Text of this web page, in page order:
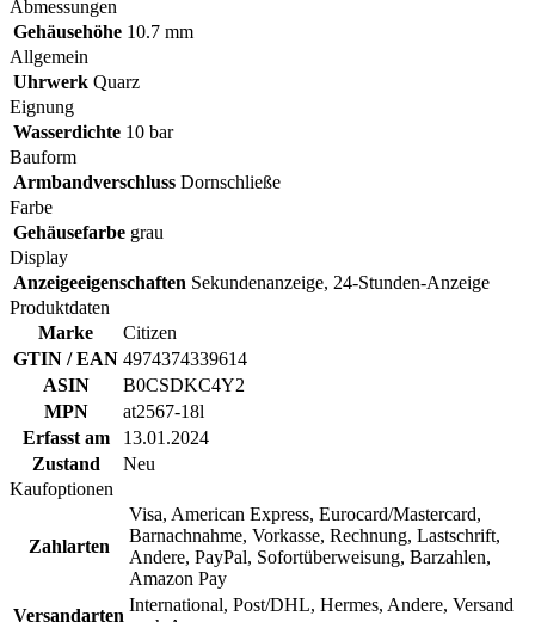
Abmessungen
Gehäusehöhe 10.7 mm
Allgemein
Uhrwerk Quarz
Eignung
Wasserdichte 10 bar
Bauform
Armbandverschluss Dornschließe
Farbe
Gehäusefarbe grau
Display
Anzeigeeigenschaften Sekundenanzeige, 24-Stunden-Anzeige
Produktdaten
Marke
Citizen
GTIN / EAN 4974374339614
ASIN
B0CSDKC4Y2
MPN
at2567-18l
Erfasst am
13.01.2024
Zustand
Neu
Kaufoptionen
Zahlarten
Visa, American Express, Eurocard/Mastercard,
Barnachnahme, Vorkasse, Rechnung, Lastschrift,
Andere, PayPal, Sofortüberweisung, Barzahlen,
Amazon Pay
Versandarten
International, Post/DHL, Hermes, Andere, Versand